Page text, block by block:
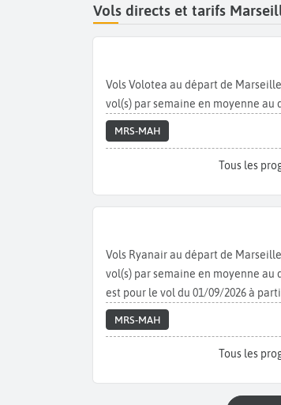
Vols directs et tarifs
Vols Volotea au départ de
vol(s) par semaine en moyenne
MRS-MAH
Tous les
Vols Ryanair au départ de
vol(s) par semaine en moyenne
est pour le vol du 01/09/2026 à
MRS-MAH
Tous les